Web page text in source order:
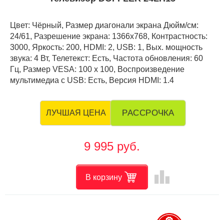
Цвет: Чёрный, Размер диагонали экрана Дюйм/см:
24/61, Разрешение экрана: 1366x768, Контрастность:
3000, Яркость: 200, HDMI: 2, USB: 1, Вых. мощность
звука: 4 Вт, Телетекст: Есть, Частота обновления: 60
Гц, Размер VESA: 100 х 100, Воспроизведение
мультимедиа с USB: Есть, Версия HDMI: 1.4
ЛУЧШАЯ ЦЕНА РАССРОЧКА
9 995 руб.
В корзину leaderboard